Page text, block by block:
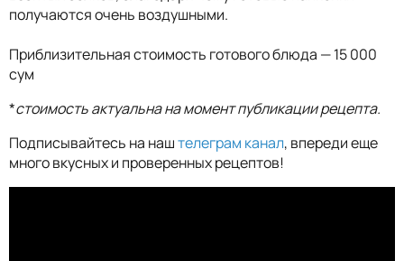
получаются очень воздушными.
Приблизительная стоимость готового блюда — 15 000
сум
*стоимость актуальна на момент публикации рецепта.
Подписывайтесь на наштелеграм канал, впереди еще
много вкусных и проверенных рецептов!